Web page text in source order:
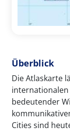
Überblick
Die Atlaskarte
bedeutender
Cities sind